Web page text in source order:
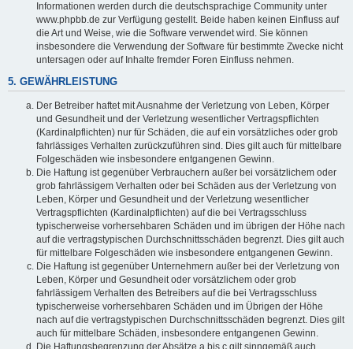
Informationen werden durch die deutschsprachige Community unter
www.phpbb.de zur Verfügung gestellt. Beide haben keinen Einfluss auf
die Art und Weise, wie die Software verwendet wird. Sie können
insbesondere die Verwendung der Software für bestimmte Zwecke nicht
untersagen oder auf Inhalte fremder Foren Einfluss nehmen.
5. GEWÄHRLEISTUNG
Der Betreiber haftet mit Ausnahme der Verletzung von Leben, Körper
und Gesundheit und der Verletzung wesentlicher Vertragspflichten
(Kardinalpflichten) nur für Schäden, die auf ein vorsätzliches oder grob
fahrlässiges Verhalten zurückzuführen sind. Dies gilt auch für mittelbare
Folgeschäden wie insbesondere entgangenen Gewinn.
Die Haftung ist gegenüber Verbrauchern außer bei vorsätzlichem oder
grob fahrlässigem Verhalten oder bei Schäden aus der Verletzung von
Leben, Körper und Gesundheit und der Verletzung wesentlicher
Vertragspflichten (Kardinalpflichten) auf die bei Vertragsschluss
typischerweise vorhersehbaren Schäden und im übrigen der Höhe nach
auf die vertragstypischen Durchschnittsschäden begrenzt. Dies gilt auch
für mittelbare Folgeschäden wie insbesondere entgangenen Gewinn.
Die Haftung ist gegenüber Unternehmern außer bei der Verletzung von
Leben, Körper und Gesundheit oder vorsätzlichem oder grob
fahrlässigem Verhalten des Betreibers auf die bei Vertragsschluss
typischerweise vorhersehbaren Schäden und im Übrigen der Höhe
nach auf die vertragstypischen Durchschnittsschäden begrenzt. Dies gilt
auch für mittelbare Schäden, insbesondere entgangenen Gewinn.
Die Haftungsbegrenzung der Absätze a bis c gilt sinngemäß auch